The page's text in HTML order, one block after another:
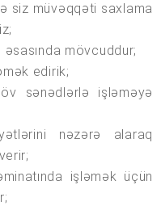
siz müvəqqəti saxlama
mövcuddur;
edirik;
sənədlərlə işləməyə
nəzərə alaraq
işləmək üçün